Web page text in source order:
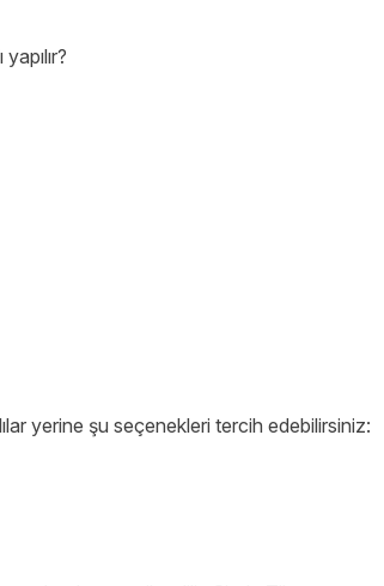
yerine şu seçenekleri tercih edebilirsiniz: